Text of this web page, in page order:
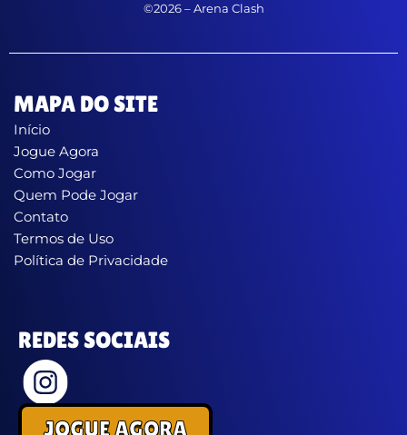
©2026 – Arena Clash
MAPA DO SITE
Início
Jogue Agora
Como Jogar
Quem Pode Jogar
Contato
Termos de Uso
Política de Privacidade
REDES SOCIAIS
JOGUE AGORA